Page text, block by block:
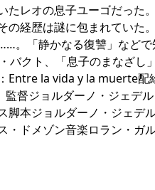
たレオの息子ユーゴだった
の経歴は謎に包まれていた
。「静かなる復讐」など
バクト、「息子のまなざ
Entre la vida y la muerte
督ジョルダーノ・ジェデ
脚本ジョルダーノ・ジェデ
・ドメゾン音楽ロラン・ガ